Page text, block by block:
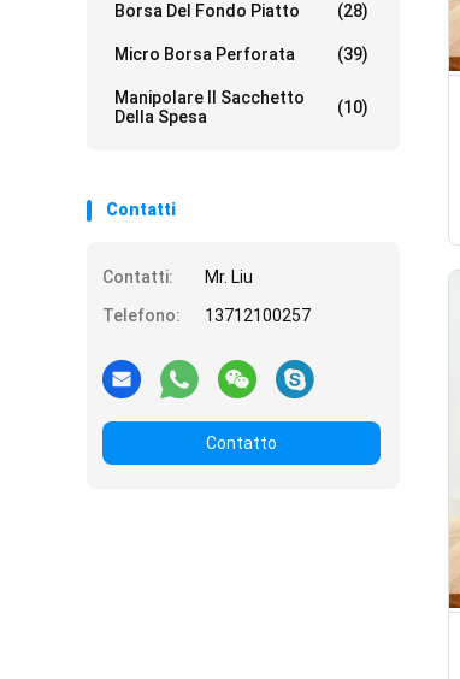
Borsa Del Fondo Piatto (28)
Micro Borsa Perforata (39)
Manipolare Il Sacchetto
Della Spesa
(10)
Contatti
Contatti:
Mr. Liu
Telefono:
13712100257
Contatto